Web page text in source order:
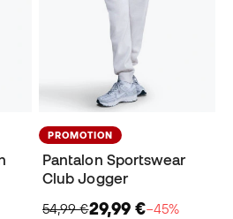
PROMOTION
Pantalon Sportswear
Club Jogger
54,99 €29,99 €−45%